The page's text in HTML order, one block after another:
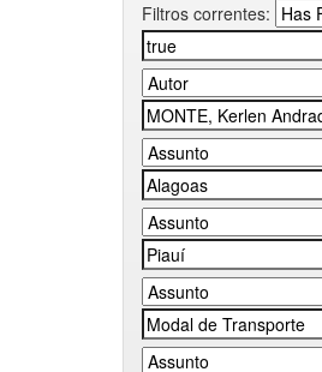
Filtros correntes: